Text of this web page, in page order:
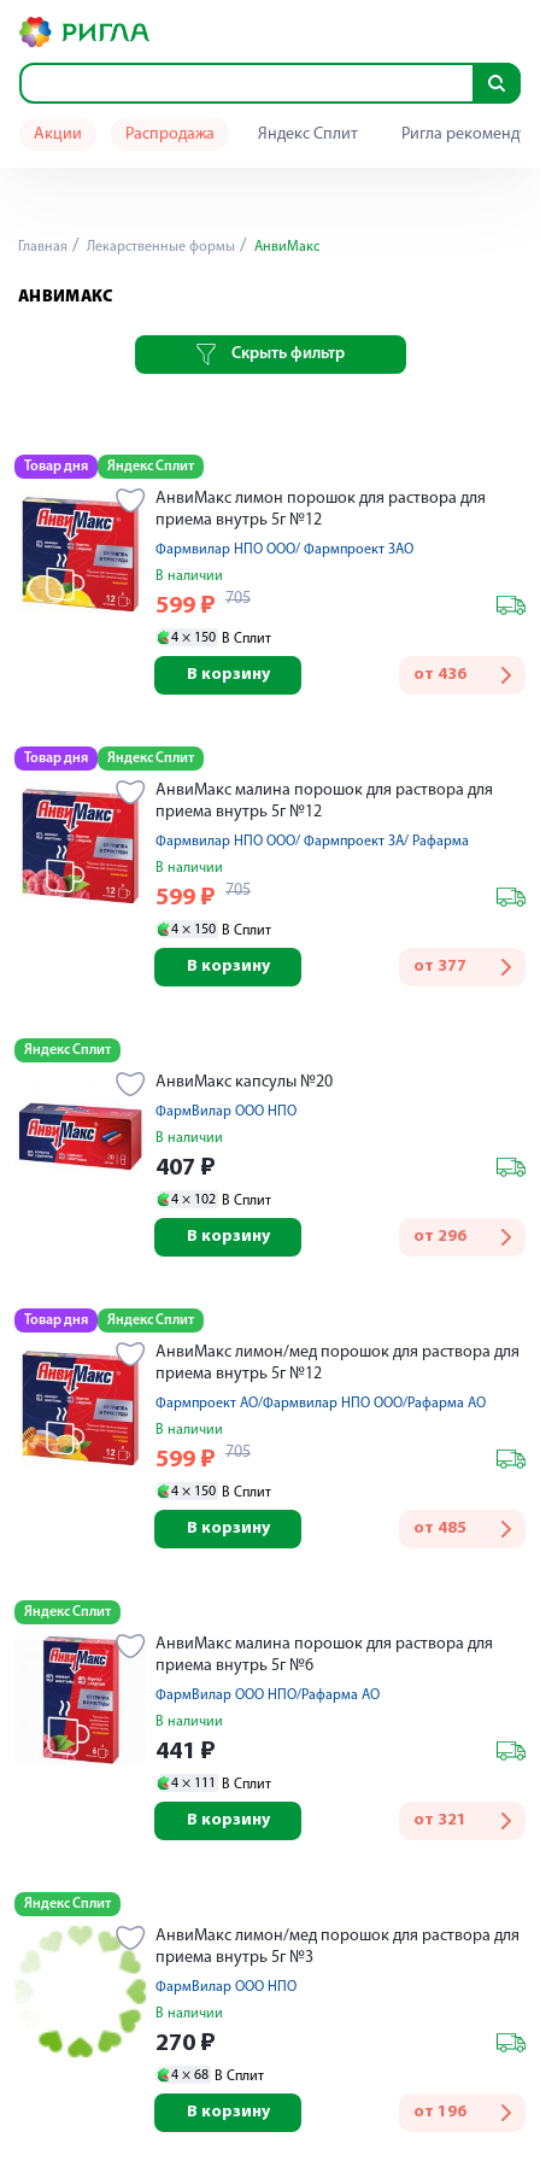
Акции Распродажа Яндекс Сплит Ригла
Главная Лекарственные формы АнвиМакс
АНВИМАКС
Скрыть фильтр
Товар дня Яндекс Сплит
АнвиМакс лимон порошок для раствора для
приема внутрь 5г №12
Фармвилар НПО ООО/ Фармпроект ЗАО
В наличии
599 ₽ 705
4 × 150 В Сплит
от 436
В корзину
Товар дня Яндекс Сплит
АнвиМакс малина порошок для раствора для
приема внутрь 5г №12
Фармвилар НПО ООО/ Фармпроект ЗА/ Рафарма
В наличии
599 ₽ 705
4 × 150 В Сплит
от 377
В корзину
Яндекс Сплит
АнвиМакс капсулы №20
ФармВилар ООО НПО
В наличии
407 ₽
4 × 102 В Сплит
от 296
В корзину
Товар дня Яндекс Сплит
АнвиМакс лимон/мед порошок для раствора для
приема внутрь 5г №12
Фармпроект АО/Фармвилар НПО ООО/Рафарма АО
В наличии
599 ₽ 705
4 × 150 В Сплит
от 485
В корзину
Яндекс Сплит
АнвиМакс малина порошок для раствора для
приема внутрь 5г №6
ФармВилар ООО НПО/Рафарма АО
В наличии
441 ₽
4 × 111 В Сплит
от 321
В корзину
Яндекс Сплит
АнвиМакс лимон/мед порошок для раствора для
приема внутрь 5г №3
ФармВилар ООО НПО
В наличии
270 ₽
4 × 68 В Сплит
от 196
В корзину